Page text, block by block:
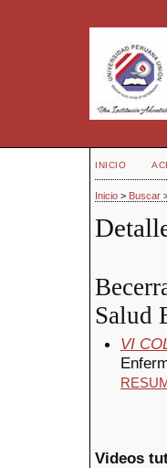
INICIO
Inicio > Buscar
Salud
VI
Videos